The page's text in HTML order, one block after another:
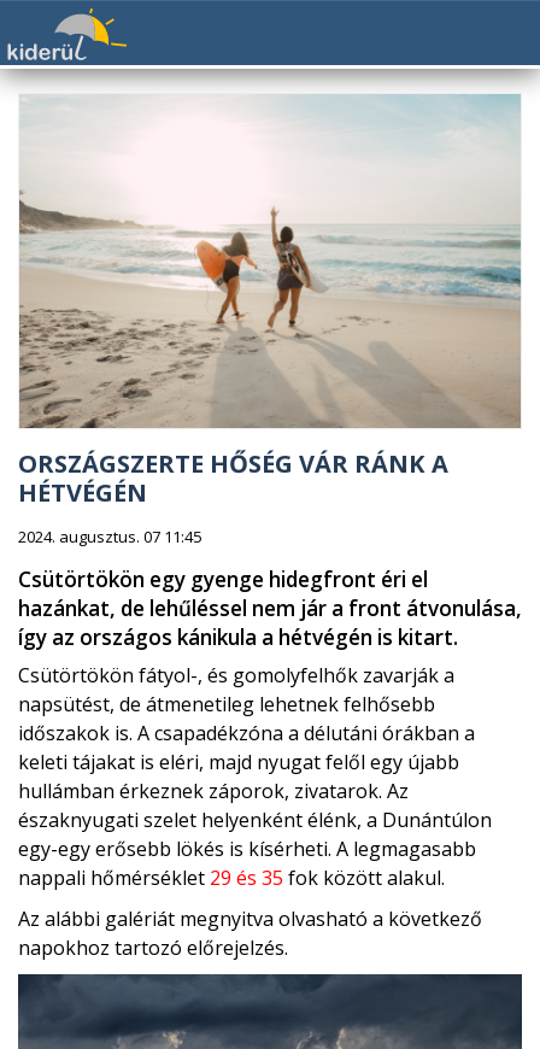
ORSZÁGSZERTE HŐSÉG VÁR RÁNK A
HÉTVÉGÉN
2024. augusztus. 07 11:45
Csütörtökön egy gyenge hidegfront éri el
hazánkat, de lehűléssel nem jár a front átvonulása,
így az országos kánikula a hétvégén is kitart.
Csütörtökön fátyol-, és gomolyfelhők zavarják a
napsütést, de átmenetileg lehetnek felhősebb
időszakok is. A csapadékzóna a délutáni órákban a
keleti tájakat is eléri, majd nyugat felől egy újabb
hullámban érkeznek záporok, zivatarok. Az
északnyugati szelet helyenként élénk, a Dunántúlon
egy-egy erősebb lökés is kísérheti. A legmagasabb
nappali hőmérséklet 29 és 35 fok között alakul.
Az alábbi galériát megnyitva olvasható a következő
napokhoz tartozó előrejelzés.